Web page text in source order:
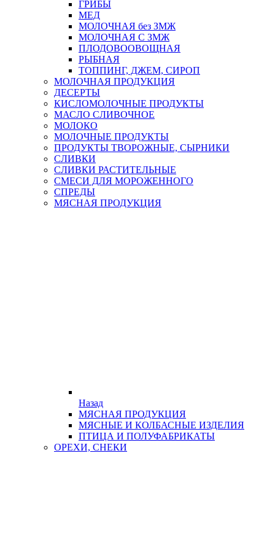
ГРИБЫ
МЕД
МОЛОЧНАЯ без ЗМЖ
МОЛОЧНАЯ С ЗМЖ
ПЛОДОВООВОЩНАЯ
РЫБНАЯ
ТОППИНГ, ДЖЕМ, СИРОП
МОЛОЧНАЯ ПРОДУКЦИЯ
ДЕСЕРТЫ
КИСЛОМОЛОЧНЫЕ ПРОДУКТЫ
МАСЛО СЛИВОЧНОЕ
МОЛОКО
МОЛОЧНЫЕ ПРОДУКТЫ
ПРОДУКТЫ ТВОРОЖНЫЕ, СЫРНИКИ
СЛИВКИ
СЛИВКИ РАСТИТЕЛЬНЫЕ
СМЕСИ ДЛЯ МОРОЖЕННОГО
СПРЕДЫ
МЯСНАЯ ПРОДУКЦИЯ
Назад
МЯСНАЯ ПРОДУКЦИЯ
МЯСНЫЕ И КОЛБАСНЫЕ ИЗДЕЛИЯ
ПТИЦА И ПОЛУФАБРИКАТЫ
ОРЕХИ, СНЕКИ